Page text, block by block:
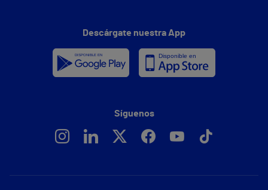
Descárgate nuestra App
Síguenos